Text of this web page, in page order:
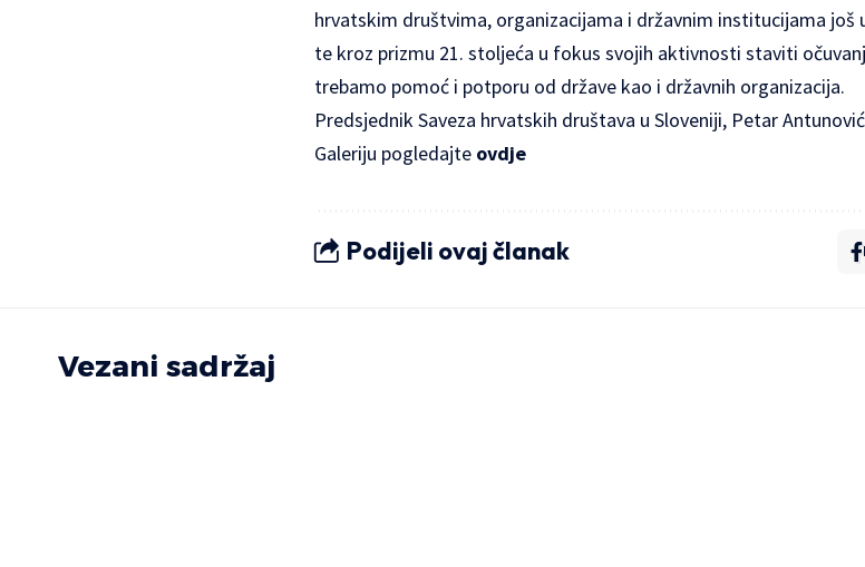
hrvatskim društvima, organizacijama i državnim institucijama još
te kroz prizmu 21. stoljeća u fokus svojih aktivnosti staviti
trebamo pomoć i potporu od države kao i državnih organizacija.
Predsjednik Saveza hrvatskih društava u Sloveniji, Petar Antunović
Galeriju pogledajte ovdje
Podijeli ovaj članak
Vezani sadržaj